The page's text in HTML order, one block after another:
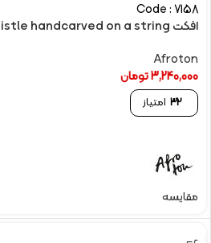
Code : 7158
افکت Apito 3-tone whistle handcarved on a string
Afroton
3,240,000تومان
32 امتیاز
مقایسه